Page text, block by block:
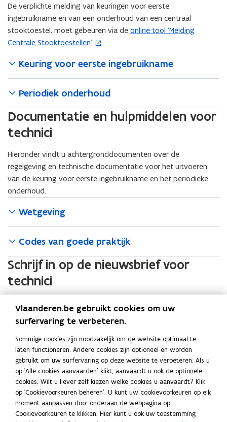
)
De verplichte melding van keuringen voor eerste
ingebruikname en van een onderhoud van een centraal
stooktoestel, moet gebeuren via de online tool ‘Melding
Centrale Stooktoestellen’
(
e
n
n
e
u
w
s
t
r
.
Keuring voor eerste ingebruikname
Periodiek onderhoud
Documentatie en hulpmiddelen voor
technici
Hieronder vindt u achtergronddocumenten over de
regelgeving en technische documentatie voor het uitvoeren
van de keuring voor eerste ingebruikname en het periodieke
onderhoud.
Wetgeving
Codes van goede praktijk
Schrijf in op de nieuwsbrief voor
technici
aandachtspunten rond installaties, onderhoud, keuringen,...?
Schrijf u dan in op de ‘Nieuwsbrief erkende technici’
Vlaams Energie- en Klimaatagentschap.
Deel deze pagina
L
i
n
k
K
o
p
i
Vlaanderen.be gebruikt cookies om uw
surfervaring te verbeteren.
Sommige cookies zijn noodzakelijk om de website optimaal te
laten functioneren. Andere cookies zijn optioneel en worden
gebruikt om uw surfervaring op deze website te verbeteren. Als u
op 'Alle cookies aanvaarden' klikt, aanvaardt u ook de optionele
cookies. Wilt u liever zelf kiezen welke cookies u aanvaardt? Klik
op 'Cookievoorkeuren beheren'. U kunt uw cookievoorkeuren op elk
moment aanpassen door onderaan de webpagina op
Cookievoorkeuren te klikken. Hier kunt u ook uw toestemming